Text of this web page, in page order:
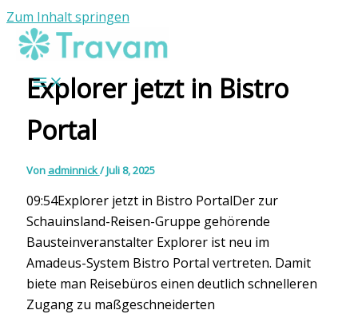
Zum Inhalt springen
Explorer jetzt in Bistro
Portal
Von adminnick/Juli 8, 2025
09:54Explorer jetzt in Bistro PortalDer zur
Schauinsland-Reisen-Gruppe gehörende
Bausteinveranstalter Explorer ist neu im
Amadeus-System Bistro Portal vertreten. Damit
biete man Reisebüros einen deutlich schnelleren
Zugang zu maßgeschneiderten